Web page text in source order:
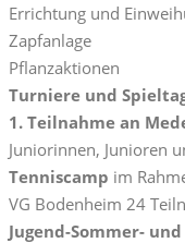
Errichtung und
Zapfanlage
Pflanzaktionen
Turniere und
1. Teilnahme an
Juniorinnen, Junioren
Tenniscamp im
VG Bodenheim 24
Jugend-Sommer-